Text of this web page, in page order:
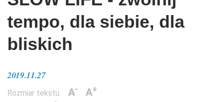
tempo, dla siebie, dla
bliskich
2019.11.27
Rozmiar tekstu: A- A+